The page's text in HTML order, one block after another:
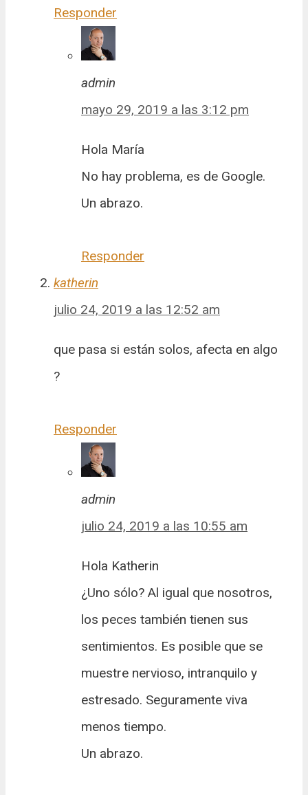
Responder
admin
mayo 29, 2019 a las 3:12 pm
Hola María
No hay problema, es de Google.
Un abrazo.
Responder
katherin
julio 24, 2019 a las 12:52 am
que pasa si están solos, afecta en algo
?
Responder
admin
julio 24, 2019 a las 10:55 am
Hola Katherin
¿Uno sólo? Al igual que nosotros,
los peces también tienen sus
sentimientos. Es posible que se
muestre nervioso, intranquilo y
estresado. Seguramente viva
menos tiempo.
Un abrazo.